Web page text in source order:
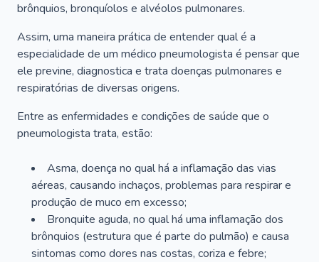
brônquios, bronquíolos e alvéolos pulmonares.
Assim, uma maneira prática de entender qual é a
especialidade de um médico pneumologista é pensar que
ele previne, diagnostica e trata doenças pulmonares e
respiratórias de diversas origens.
Entre as enfermidades e condições de saúde que o
pneumologista trata, estão:
Asma, doença no qual há a inflamação das vias
aéreas, causando inchaços, problemas para respirar e
produção de muco em excesso;
Bronquite aguda, no qual há uma inflamação dos
brônquios (estrutura que é parte do pulmão) e causa
sintomas como dores nas costas, coriza e febre;